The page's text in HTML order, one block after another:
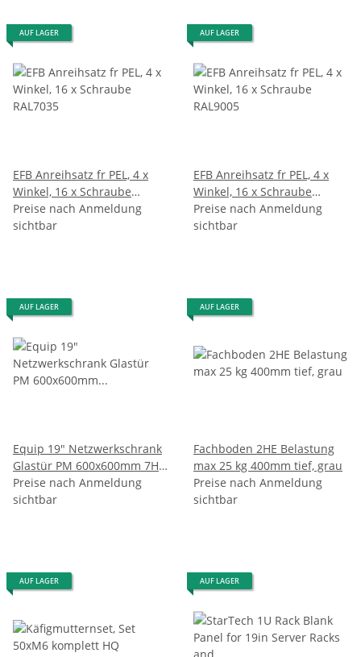
AUF LAGER
EFB Anreihsatz fr PEL, 4 x
Winkel, 16 x Schraube
RAL7035
Preise nach Anmeldung
sichtbar
AUF LAGER
EFB Anreihsatz fr PEL, 4 x
Winkel, 16 x Schraube
RAL9005
Preise nach Anmeldung
sichtbar
AUF LAGER
Equip 19" Netzwerkschrank
Glastür PM 600x600mm 7HE
schwarz
Preise nach Anmeldung
sichtbar
AUF LAGER
Fachboden 2HE Belastung
max 25 kg 400mm tief, grau
Preise nach Anmeldung
sichtbar
AUF LAGER AUF LAGER